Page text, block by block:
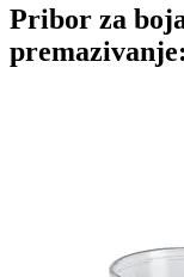
Pribor za